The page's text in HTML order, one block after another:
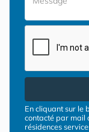
En cliquant sur le
contacté par mail
résidences